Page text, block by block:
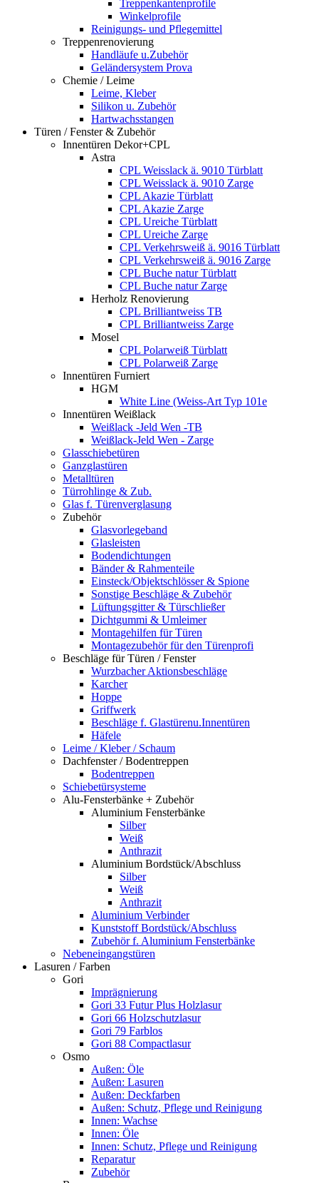
Treppenkantenprofile
Winkelprofile
Reinigungs- und Pflegemittel
Treppenrenovierung
Handläufe u.Zubehör
Geländersystem Prova
Chemie / Leime
Leime, Kleber
Silikon u. Zubehör
Hartwachsstangen
Türen / Fenster & Zubehör
Innentüren Dekor+CPL
Astra
CPL Weisslack ä. 9010 Türblatt
CPL Weisslack ä. 9010 Zarge
CPL Akazie Türblatt
CPL Akazie Zarge
CPL Ureiche Türblatt
CPL Ureiche Zarge
CPL Verkehrsweiß ä. 9016 Türblatt
CPL Verkehrsweiß ä. 9016 Zarge
CPL Buche natur Türblatt
CPL Buche natur Zarge
Herholz Renovierung
CPL Brilliantweiss TB
CPL Brilliantweiss Zarge
Mosel
CPL Polarweiß Türblatt
CPL Polarweiß Zarge
Innentüren Furniert
HGM
White Line (Weiss-Art Typ 101e
Innentüren Weißlack
Weißlack -Jeld Wen -TB
Weißlack-Jeld Wen - Zarge
Glasschiebetüren
Ganzglastüren
Metalltüren
Türrohlinge & Zub.
Glas f. Türenverglasung
Zubehör
Glasvorlegeband
Glasleisten
Bodendichtungen
Bänder & Rahmenteile
Einsteck/Objektschlösser & Spione
Sonstige Beschläge & Zubehör
Lüftungsgitter & Türschließer
Dichtgummi & Umleimer
Montagehilfen für Türen
Montagezubehör für den Türenprofi
Beschläge für Türen / Fenster
Wurzbacher Aktionsbeschläge
Karcher
Hoppe
Griffwerk
Beschläge f. Glastürenu.Innentüren
Häfele
Leime / Kleber / Schaum
Dachfenster / Bodentreppen
Bodentreppen
Schiebetürsysteme
Alu-Fensterbänke + Zubehör
Aluminium Fensterbänke
Silber
Weiß
Anthrazit
Aluminium Bordstück/Abschluss
Silber
Weiß
Anthrazit
Aluminium Verbinder
Kunststoff Bordstück/Abschluss
Zubehör f. Aluminium Fensterbänke
Nebeneingangstüren
Lasuren / Farben
Gori
Imprägnierung
Gori 33 Futur Plus Holzlasur
Gori 66 Holzschutzlasur
Gori 79 Farblos
Gori 88 Compactlasur
Osmo
Außen: Öle
Außen: Lasuren
Außen: Deckfarben
Außen: Schutz, Pflege und Reinigung
Innen: Wachse
Innen: Öle
Innen: Schutz, Pflege und Reinigung
Reparatur
Zubehör